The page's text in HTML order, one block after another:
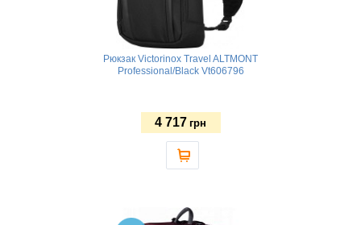
Рюкзак Victorinox Travel ALTMONT
Professional/Black Vt606796
4 717 грн